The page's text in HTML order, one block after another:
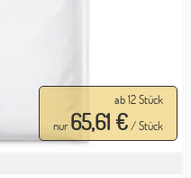
ab 12 Stück
nur 65,61 €/ Stück